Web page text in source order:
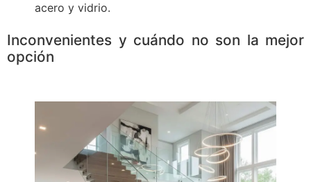
acero y vidrio.
Inconvenientes y cuándo no son la mejor
opción